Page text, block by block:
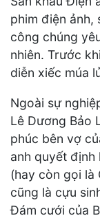
phim điện ảnh,
công chúng
nhiên. Trước
diễn xiếc múa
Ngoài sự
Lê Dương Bảo
phúc bên vợ
anh quyết định
(hay còn gọi là
cũng là cựu
Đám cưới của